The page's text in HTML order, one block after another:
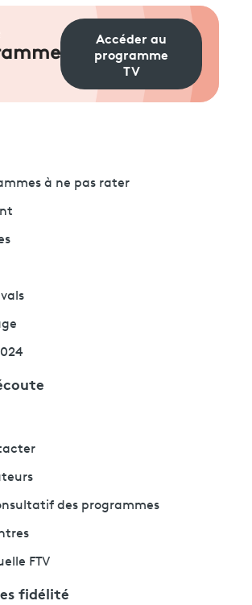
Accéder au
programme
TV
à ne pas rater
des programmes
FTV
fidélité